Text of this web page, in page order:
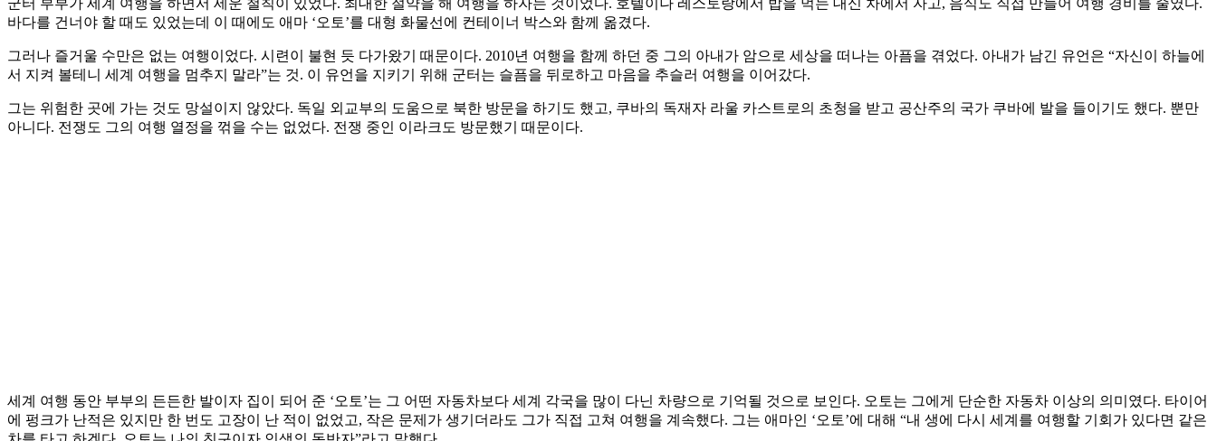
군터 부부가 세계 여행을 하면서 세운 철칙이 있었다. 최대한 절약을 해 여행을 하자는 것이었다. 호텔이나 레스토랑에서 밥을 먹는 대신 차에서 자고, 음식도 직접 만들어 여행 경비를 줄였다.
바다를 건너야 할 때도 있었는데 이 때에도 애마 ‘오토’를 대형 화물선에 컨테이너 박스와 함께 옮겼다.
그러나 즐거울 수만은 없는 여행이었다. 시련이 불현 듯 다가왔기 때문이다. 2010년 여행을 함께 하던 중 그의 아내가 암으로 세상을 떠나는 아픔을 겪었다. 아내가 남긴 유언은 “자신이 하늘에
서 지켜 볼테니 세계 여행을 멈추지 말라”는 것. 이 유언을 지키기 위해 군터는 슬픔을 뒤로하고 마음을 추슬러 여행을 이어갔다.
그는 위험한 곳에 가는 것도 망설이지 않았다. 독일 외교부의 도움으로 북한 방문을 하기도 했고, 쿠바의 독재자 라울 카스트로의 초청을 받고 공산주의 국가 쿠바에 발을 들이기도 했다. 뿐만
아니다. 전쟁도 그의 여행 열정을 꺾을 수는 없었다. 전쟁 중인 이라크도 방문했기 때문이다.
세계 여행 동안 부부의 든든한 발이자 집이 되어 준 ‘오토’는 그 어떤 자동차보다 세계 각국을 많이 다닌 차량으로 기억될 것으로 보인다. 오토는 그에게 단순한 자동차 이상의 의미였다. 타이어
에 펑크가 난적은 있지만 한 번도 고장이 난 적이 없었고, 작은 문제가 생기더라도 그가 직접 고쳐 여행을 계속했다. 그는 애마인 ‘오토’에 대해 “내 생에 다시 세계를 여행할 기회가 있다면 같은